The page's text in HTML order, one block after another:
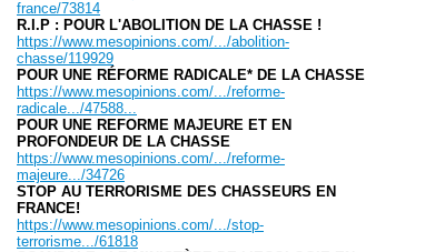
france/73814
R.I.P : POUR L'ABOLITION DE LA CHASSE !
https://www.mesopinions.com/.../abolition-
chasse/119929
POUR UNE RÉFORME RADICALE* DE LA CHASSE
https://www.mesopinions.com/.../reforme-
radicale.../47588...
POUR UNE REFORME MAJEURE ET EN
PROFONDEUR DE LA CHASSE
https://www.mesopinions.com/.../reforme-
majeure.../34726
STOP AU TERRORISME DES CHASSEURS EN
FRANCE!
https://www.mesopinions.com/.../stop-
terrorisme.../61818